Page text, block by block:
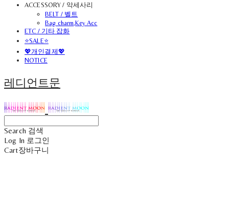
ACCESSORY / 악세사리
BELT / 벨트
Bag charm,Key Acc
ETC / 기타 잡화
⭐SALE⭐
💖개인결제💖
NOTICE
레디언트문
Search 검색
Log In 로그인
Cart장바구니